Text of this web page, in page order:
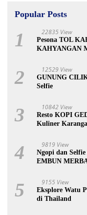
Popular Posts
1 22835 View
Pesona TOL
KAHYANGAN
2 12529 View
GUNUNG
Selfie
3 10842 View
Resto KOPI
Kuliner
4 9819 View
Ngopi dan
EMBUN
5 9155 View
Eksplore Watu
di Thailand